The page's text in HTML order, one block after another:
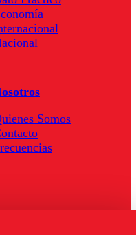
Somos